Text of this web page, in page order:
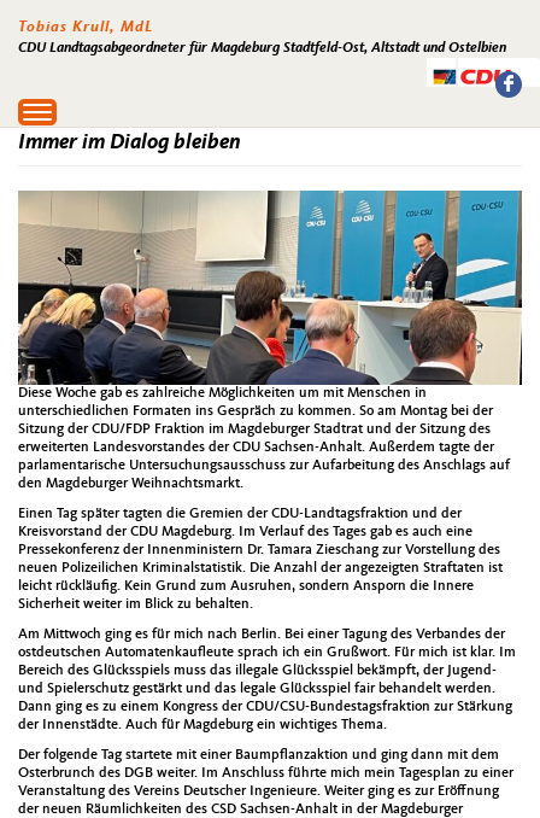
Tobias Krull, MdL
CDU Landtagsabgeordneter für Magdeburg Stadtfeld-Ost, Altstadt und Ostelbien
Toggle
navigation
Immer im Dialog bleiben
Diese Woche gab es zahlreiche Möglichkeiten um mit Menschen in
unterschiedlichen Formaten ins Gespräch zu kommen. So am Montag bei der
Sitzung der CDU/FDP Fraktion im Magdeburger Stadtrat und der Sitzung des
erweiterten Landesvorstandes der CDU Sachsen-Anhalt. Außerdem tagte der
parlamentarische Untersuchungsausschuss zur Aufarbeitung des Anschlags auf
den Magdeburger Weihnachtsmarkt.
Einen Tag später tagten die Gremien der CDU-Landtagsfraktion und der
Kreisvorstand der CDU Magdeburg. Im Verlauf des Tages gab es auch eine
Pressekonferenz der Innenministern Dr. Tamara Zieschang zur Vorstellung des
neuen Polizeilichen Kriminalstatistik. Die Anzahl der angezeigten Straftaten ist
leicht rückläufig. Kein Grund zum Ausruhen, sondern Ansporn die Innere
Sicherheit weiter im Blick zu behalten.
Am Mittwoch ging es für mich nach Berlin. Bei einer Tagung des Verbandes der
ostdeutschen Automatenkaufleute sprach ich ein Grußwort. Für mich ist klar. Im
Bereich des Glücksspiels muss das illegale Glücksspiel bekämpft, der Jugend-
und Spielerschutz gestärkt und das legale Glücksspiel fair behandelt werden.
Dann ging es zu einem Kongress der CDU/CSU-Bundestagsfraktion zur Stärkung
der Innenstädte. Auch für Magdeburg ein wichtiges Thema.
Der folgende Tag startete mit einer Baumpflanzaktion und ging dann mit dem
Osterbrunch des DGB weiter. Im Anschluss führte mich mein Tagesplan zu einer
Veranstaltung des Vereins Deutscher Ingenieure. Weiter ging es zur Eröffnung
der neuen Räumlichkeiten des CSD Sachsen-Anhalt in der Magdeburger